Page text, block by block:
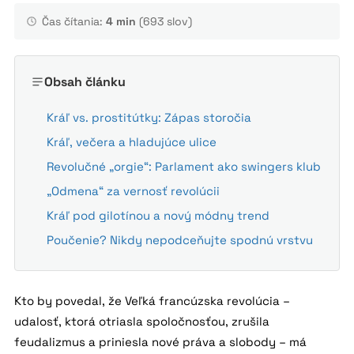
Čas čítania: 4 min (693 slov)
Obsah článku
Kráľ vs. prostitútky: Zápas storočia
Kráľ, večera a hladujúce ulice
Revolučné „orgie“: Parlament ako swingers klub
„Odmena“ za vernosť revolúcii
Kráľ pod gilotínou a nový módny trend
Poučenie? Nikdy nepodceňujte spodnú vrstvu
Kto by povedal, že Veľká francúzska revolúcia –
udalosť, ktorá otriasla spoločnosťou, zrušila
feudalizmus a priniesla nové práva a slobody – má